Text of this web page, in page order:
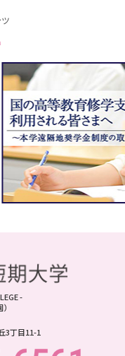
-
3丁目11-1